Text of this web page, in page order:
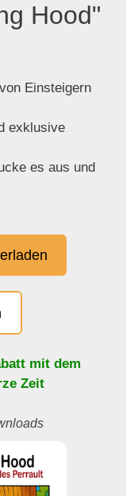
Hood"
Einsteigern
exklusive
es aus und
mit dem
Zeit